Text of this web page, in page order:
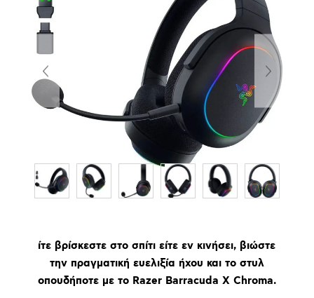
ίτε βρίσκεστε στο σπίτι είτε εν κινήσει, βιώστε
την πραγματική ευελιξία ήχου και το στυλ
οπουδήποτε με το Razer Barracuda X Chroma.